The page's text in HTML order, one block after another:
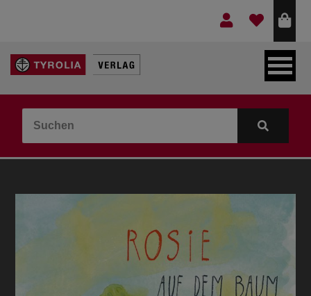
LEBEN & GLAUBE
KINDER- & JUGENDBUCH